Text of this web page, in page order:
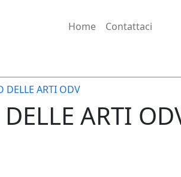
Home Contattaci
DELLE ARTI ODV
ARTI